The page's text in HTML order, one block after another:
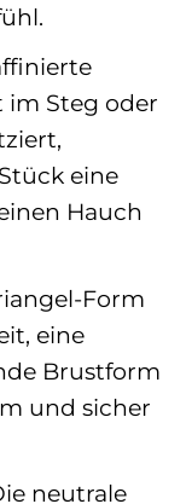
Steg oder
eine
Hauch
Form
eine
Brustform
und sicher
neutrale